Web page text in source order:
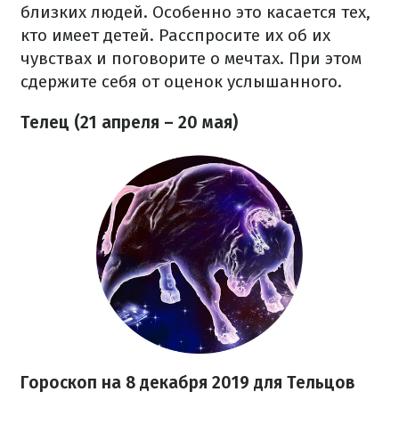
близких людей. Особенно это касается тех,
кто имеет детей. Расспросите их об их
чувствах и поговорите о мечтах. При этом
сдержите себя от оценок услышанного.
Телец (21 апреля – 20 мая)
Гороскоп на 8 декабря 2019 для Тельцов